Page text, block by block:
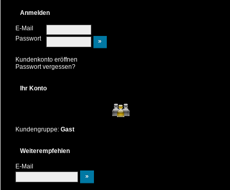
Anmelden
E-Mail
Passwort
Kundenkonto eröffnen
Passwort vergessen?
Ihr Konto
Kundengruppe: Gast
Weiterempfehlen
E-Mail